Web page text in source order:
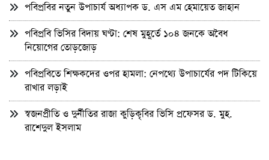
পবিপ্রবির নতুন উপাচার্য অধ্যাপক ড. এস এম হেমায়েত জাহান
পবিপ্রবি ভিসির বিদায় ঘণ্টা: শেষ মুহূর্তে ১০৪ জনকে অবৈধ
নিয়োগের তোড়জোড়
পবিপ্রবিতে শিক্ষকদের ওপর হামলা: নেপথ্যে উপাচার্যের পদ টিকিয়ে
রাখার লড়াই
স্বজনপ্রীতি ও দুর্নীতির রাজা কুড়িকৃবির ভিসি প্রফেসর ড. মুহ.
রাশেদুল ইসলাম